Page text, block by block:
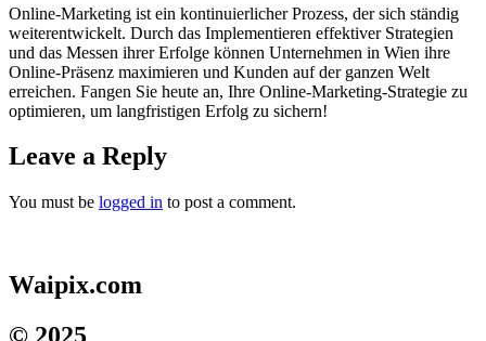
Online-Marketing ist ein kontinuierlicher Prozess, der sich ständig
weiterentwickelt. Durch das Implementieren effektiver Strategien
und das Messen ihrer Erfolge können Unternehmen in Wien ihre
Online-Präsenz maximieren und Kunden auf der ganzen Welt
erreichen. Fangen Sie heute an, Ihre Online-Marketing-Strategie zu
optimieren, um langfristigen Erfolg zu sichern!
Leave a Reply
You must be logged in to post a comment.
Waipix.com